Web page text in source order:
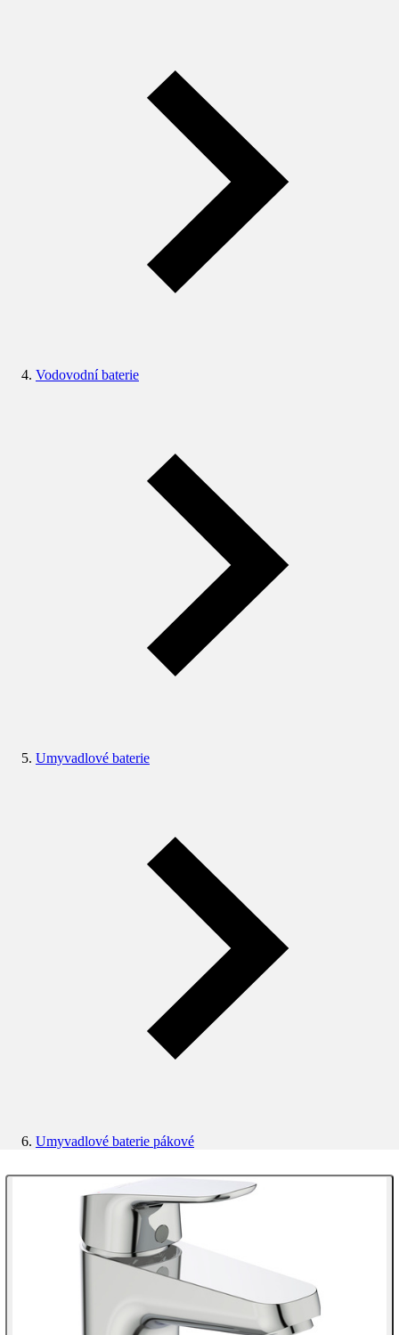
Vodovodní baterie
Umyvadlové baterie
Umyvadlové baterie pákové